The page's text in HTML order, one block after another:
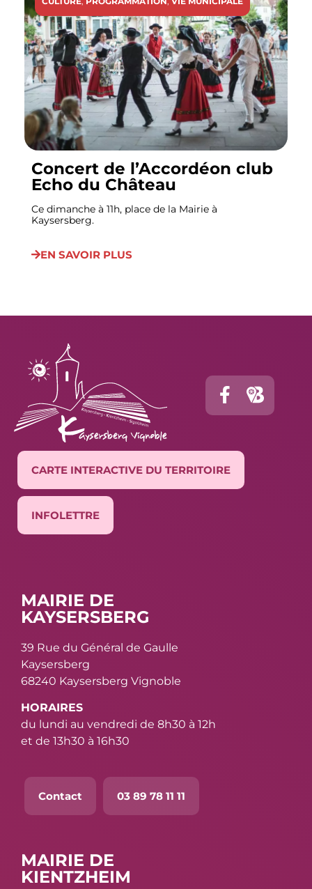
Concert de l’Accordéon club
Echo du Château
Ce dimanche à 11h, place de la Mairie à
Kaysersberg.
EN SAVOIR PLUS
CARTE INTERACTIVE DU TERRITOIRE
INFOLETTRE
MAIRIE DE
KAYSERSBERG
39 Rue du Général de Gaulle
Kaysersberg
68240 Kaysersberg Vignoble
HORAIRES
du lundi au vendredi de 8h30 à 12h
et de 13h30 à 16h30
Contact 03 89 78 11 11
MAIRIE DE
KIENTZHEIM